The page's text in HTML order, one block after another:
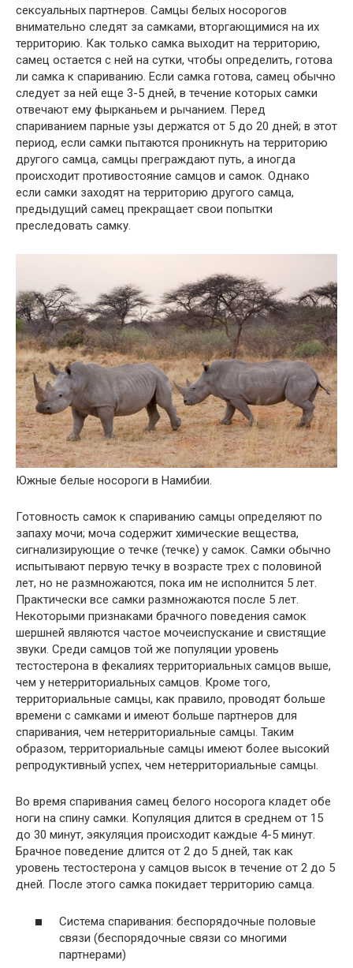
сексуальных партнеров. Самцы белых носорогов
внимательно следят за самками, вторгающимися на их
территорию. Как только самка выходит на территорию,
самец остается с ней на сутки, чтобы определить, готова
ли самка к спариванию. Если самка готова, самец обычно
следует за ней еще 3-5 дней, в течение которых самки
отвечают ему фырканьем и рычанием. Перед
спариванием парные узы держатся от 5 до 20 дней; в этот
период, если самки пытаются проникнуть на территорию
другого самца, самцы преграждают путь, а иногда
происходит противостояние самцов и самок. Однако
если самки заходят на территорию другого самца,
предыдущий самец прекращает свои попытки
преследовать самку.
Южные белые носороги в Намибии.
Готовность самок к спариванию самцы определяют по
запаху мочи; моча содержит химические вещества,
сигнализирующие о течке (течке) у самок. Самки обычно
испытывают первую течку в возрасте трех с половиной
лет, но не размножаются, пока им не исполнится 5 лет.
Практически все самки размножаются после 5 лет.
Некоторыми признаками брачного поведения самок
шершней являются частое мочеиспускание и свистящие
звуки. Среди самцов той же популяции уровень
тестостерона в фекалиях территориальных самцов выше,
чем у нетерриториальных самцов. Кроме того,
территориальные самцы, как правило, проводят больше
времени с самками и имеют больше партнеров для
спаривания, чем нетерриториальные самцы. Таким
образом, территориальные самцы имеют более высокий
репродуктивный успех, чем нетерриториальные самцы.
Во время спаривания самец белого носорога кладет обе
ноги на спину самки. Копуляция длится в среднем от 15
до 30 минут, эякуляция происходит каждые 4-5 минут.
Брачное поведение длится от 2 до 5 дней, так как
уровень тестостерона у самцов высок в течение от 2 до 5
дней. После этого самка покидает территорию самца.
Система спаривания: беспорядочные половые
связи (беспорядочные связи со многими
партнерами)